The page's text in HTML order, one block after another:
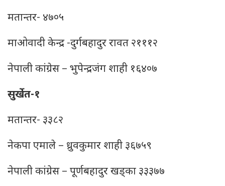
मतान्तर- ४७०५
माओवादी केन्द्र -दुर्गबहादुर रावत २१११२
नेपाली कांग्रेस – भुपेन्द्रजंग शाही १६४०७
सुर्खेत-१
मतान्तर- ३३८२
नेकपा एमाले – ध्रुवकुमार शाही ३६७५९
नेपाली कांग्रेस – पूर्णबहादुर खड्का ३३३७७